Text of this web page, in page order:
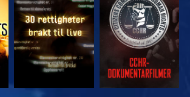
SE SE